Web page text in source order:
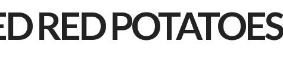
RED POTATOES